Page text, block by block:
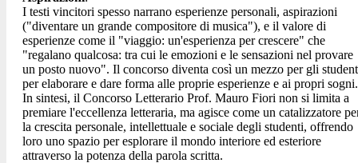
I testi vincitori spesso narrano esperienze personali, aspirazioni
("diventare un grande compositore di musica"), e il valore di
esperienze come il "viaggio: un'esperienza per crescere" che
"regalano qualcosa: tra cui le emozioni e le sensazioni nel provare
un posto nuovo". Il concorso diventa così un mezzo per gli
per elaborare e dare forma alle proprie esperienze e ai propri sogni.
In sintesi, il Concorso Letterario Prof. Mauro Fiori non si limita a
premiare l'eccellenza letteraria, ma agisce come un catalizzatore
la crescita personale, intellettuale e sociale degli studenti, offrendo
loro uno spazio per esplorare il mondo interiore ed esteriore
attraverso la potenza della parola scritta.